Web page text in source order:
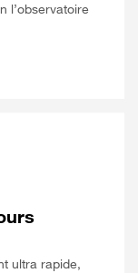
l’observatoire
ultra rapide,